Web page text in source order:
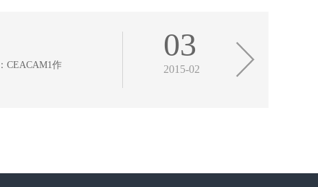
CEACAM1作
03
2015-02